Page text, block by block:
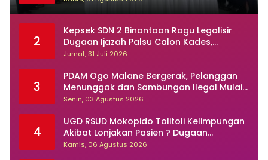
2
Kepsek SDN 2 Binontoan Ragu Legalisir
Dugaan Ijazah Palsu Calon Kades,
Kasusnya Dilaporkan Ke Polisi
Jumat, 31 Juli 2026
3
PDAM Ogo Malane Bergerak, Pelanggan
Menunggak dan Sambungan Ilegal Mulai
Ditertibkan
Senin, 03 Agustus 2026
4
UGD RSUD Mokopido Tolitoli Kelimpungan
Akibat Lonjakan Pasien ? Dugaan
Peningkatan Kasus Diare dan Muntaber
Kamis, 06 Agustus 2026